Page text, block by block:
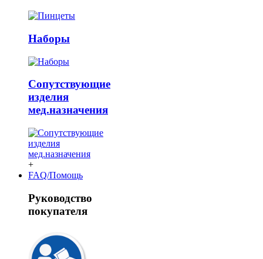
Наборы
Сопутствующие
изделия
мед.назначения
+
FAQ/Помощь
Руководство
покупателя